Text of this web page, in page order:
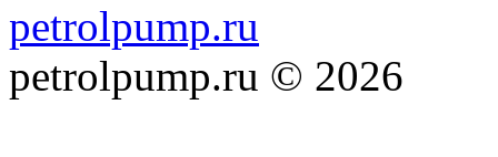
petrolpump.ru
petrolpump.ru © 2026